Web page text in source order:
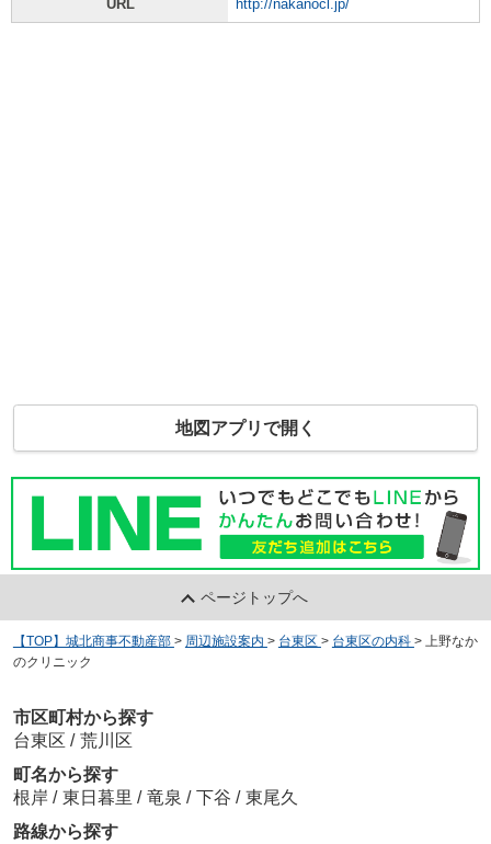
URL http://nakanocl.jp/
地図アプリで開く
ページトップへ
【TOP】城北商事不動産部 > 周辺施設案内 > 台東区 > 台東区の内科 > 上野なか
のクリニック
市区町村から探す
台東区 / 荒川区
町名から探す
根岸 / 東日暮里 / 竜泉 / 下谷 / 東尾久
路線から探す